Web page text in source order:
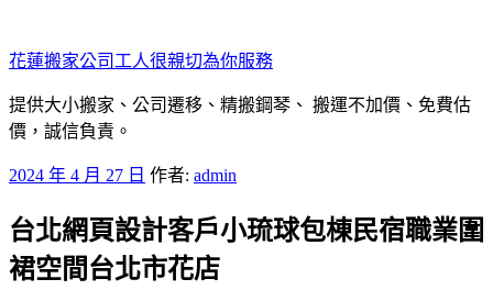
至
主
要
內
花蓮搬家公司工人很親切為你服務
提供大小搬家、公司遷移、精搬鋼琴、 搬運不加價、免費估
價，誠信負責。
發
於
2024 年 4 月 27 日 作者: admin
台北網頁設計客戶小琉球包棟民宿職業圍
裙空間台北市花店